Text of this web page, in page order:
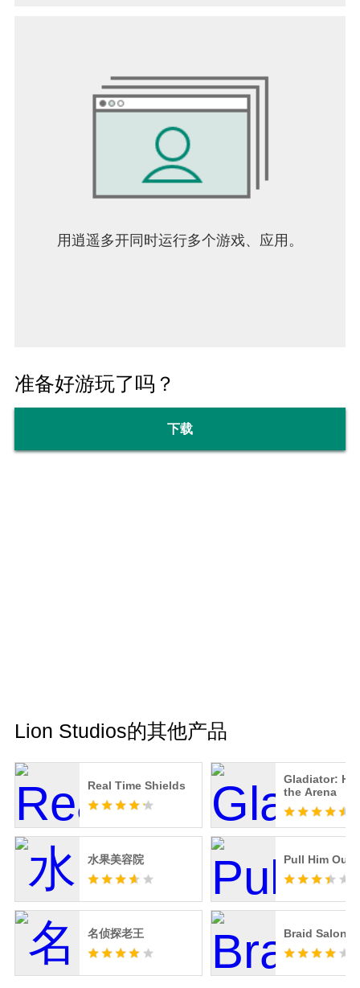
用逍遥多开同时运行多个游戏、应用。
准备好游玩了吗？
下载
Lion Studios的其他产品
Real Time Shields
Gladiator:
the Arena
水果美容院 Pull Him Out
名侦探老王 Braid Salon